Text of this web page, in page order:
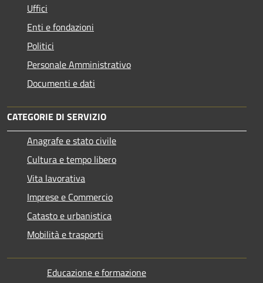
Uffici
Enti e fondazioni
Politici
Personale Amministrativo
Documenti e dati
CATEGORIE DI SERVIZIO
Anagrafe e stato civile
Cultura e tempo libero
Vita lavorativa
Imprese e Commercio
Catasto e urbanistica
Mobilità e trasporti
Educazione e formazione